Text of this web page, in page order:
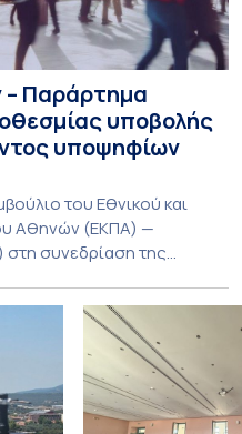
– Παράρτημα
υποβολής
υποψηφίων
του Εθνικού και
Αθηνών (ΕΚΠΑ) —
συνεδρίαση της
εκδήλωσης
σε Προγράμματα Σπουδών,
στο Παράρτημα Κύπρου
έως τη Δευτέρα 31